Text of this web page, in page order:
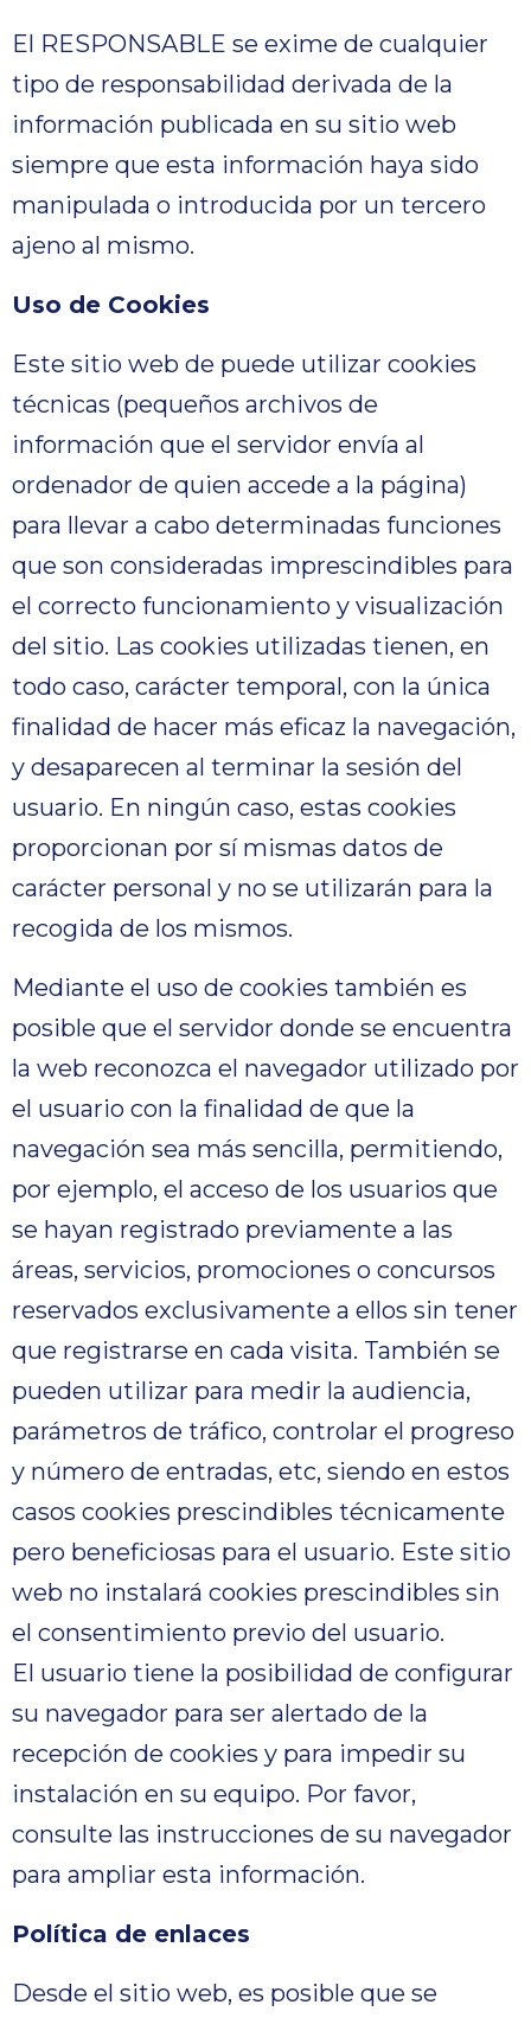
El RESPONSABLE se exime de cualquier
tipo de responsabilidad derivada de la
información publicada en su sitio web
siempre que esta información haya sido
manipulada o introducida por un tercero
ajeno al mismo.
Uso de Cookies
Este sitio web de puede utilizar cookies
técnicas (pequeños archivos de
información que el servidor envía al
ordenador de quien accede a la página)
para llevar a cabo determinadas funciones
que son consideradas imprescindibles para
el correcto funcionamiento y visualización
del sitio. Las cookies utilizadas tienen, en
todo caso, carácter temporal, con la única
finalidad de hacer más eficaz la navegación,
y desaparecen al terminar la sesión del
usuario. En ningún caso, estas cookies
proporcionan por sí mismas datos de
carácter personal y no se utilizarán para la
recogida de los mismos.
Mediante el uso de cookies también es
posible que el servidor donde se encuentra
la web reconozca el navegador utilizado por
el usuario con la finalidad de que la
navegación sea más sencilla, permitiendo,
por ejemplo, el acceso de los usuarios que
se hayan registrado previamente a las
áreas, servicios, promociones o concursos
reservados exclusivamente a ellos sin tener
que registrarse en cada visita. También se
pueden utilizar para medir la audiencia,
parámetros de tráfico, controlar el progreso
y número de entradas, etc, siendo en estos
casos cookies prescindibles técnicamente
pero beneficiosas para el usuario. Este sitio
web no instalará cookies prescindibles sin
el consentimiento previo del usuario.
El usuario tiene la posibilidad de configurar
su navegador para ser alertado de la
recepción de cookies y para impedir su
instalación en su equipo. Por favor,
consulte las instrucciones de su navegador
para ampliar esta información.
Política de enlaces
Desde el sitio web, es posible que se